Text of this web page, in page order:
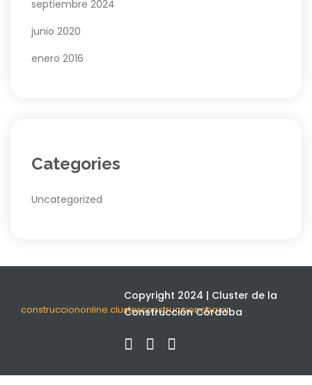
septiembre 2024
junio 2020
enero 2016
Categories
Uncategorized
construcciononline.clusterconstruccioncba.ar
Copyright 2024 | Cluster de la
Construcción Córdoba